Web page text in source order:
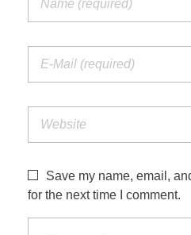
Save my name, email,
for the next time I comment.